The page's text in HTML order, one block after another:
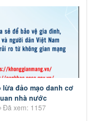
lừa đảo mạo danh cơ
nhà nước
Đã xem: 1157